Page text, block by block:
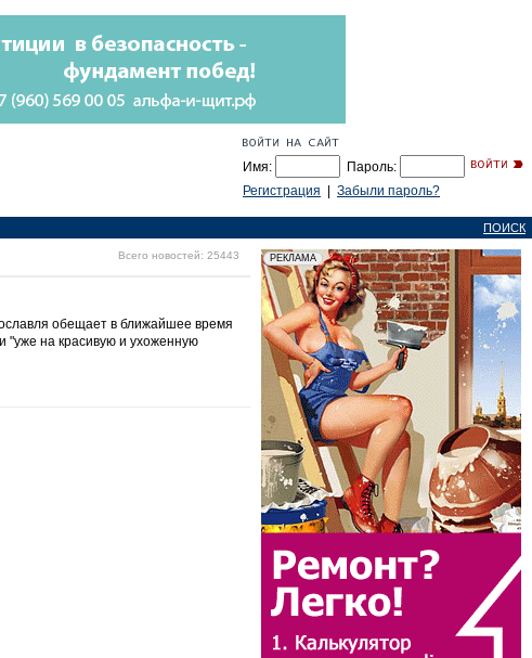
Имя:
Пароль:
Регистрация
Забыли пароль?
ПОИСК
Всего новостей: 25443
обещает в ближайшее время
"уже на красивую и ухоженную